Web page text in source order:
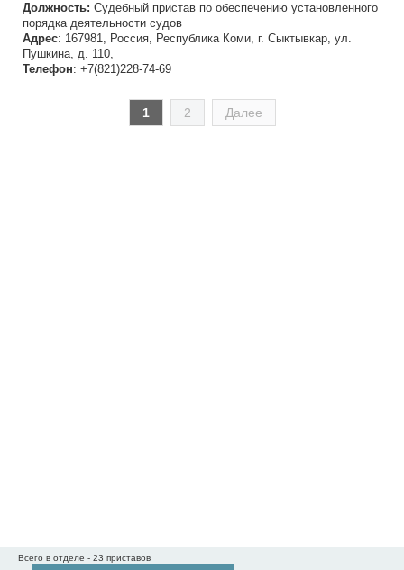
Должность: Судебный пристав по обеспечению установленного
порядка деятельности судов
Адрес: 167981, Россия, Республика Коми, г. Сыктывкар, ул.
Пушкина, д. 110,
Телефон: +7(821)228-74-69
1 2 Далее
Всего в отделе - 23 приставов